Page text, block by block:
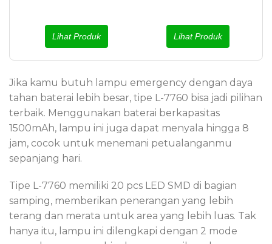
Lihat Produk Lihat Produk
Jika kamu butuh lampu emergency dengan daya
tahan baterai lebih besar, tipe L-7760 bisa jadi pilihan
terbaik. Menggunakan baterai berkapasitas
1500mAh, lampu ini juga dapat menyala hingga 8
jam, cocok untuk menemani petualanganmu
sepanjang hari.
Tipe L-7760 memiliki 20 pcs LED SMD di bagian
samping, memberikan penerangan yang lebih
terang dan merata untuk area yang lebih luas. Tak
hanya itu, lampu ini dilengkapi dengan 2 mode